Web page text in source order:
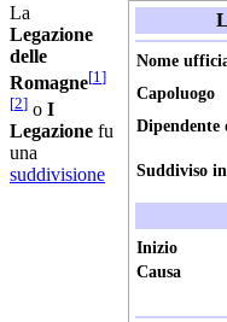
Nome
Capoluogo
Dipendente
Suddiviso in
Inizio
Causa
La
Legazione
delle
Romagne[1 ]
[2] o I
Legazione fu
una
suddivisione